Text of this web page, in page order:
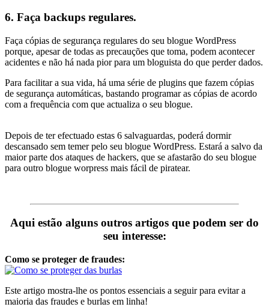
6. Faça backups regulares.
Faça cópias de segurança regulares do seu blogue WordPress
porque, apesar de todas as precauções que toma, podem acontecer
acidentes e não há nada pior para um bloguista do que perder dados.
Para facilitar a sua vida, há uma série de plugins que fazem cópias
de segurança automáticas, bastando programar as cópias de acordo
com a frequência com que actualiza o seu blogue.
Depois de ter efectuado estas 6 salvaguardas, poderá dormir
descansado sem temer pelo seu blogue WordPress. Estará a salvo da
maior parte dos ataques de hackers, que se afastarão do seu blogue
para outro blogue worpress mais fácil de piratear.
Aqui estão alguns outros artigos que podem ser do
seu interesse:
Como se proteger de fraudes:
Este artigo mostra-lhe os pontos essenciais a seguir para evitar a
maioria das fraudes e burlas em linha!